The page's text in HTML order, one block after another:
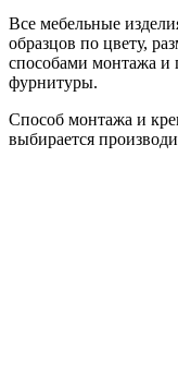
Все мебельные
образцов по цвету,
способами монтажа и
фурнитуры.
Способ монтажа и
выбирается